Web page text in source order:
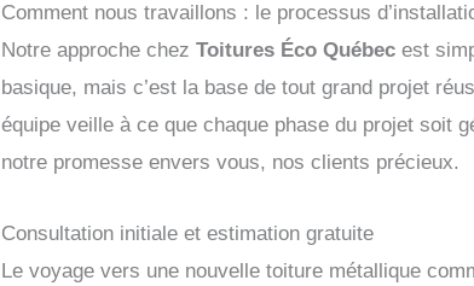
Comment nous travaillons : le processus
Notre approche chezToitures Éco Québec est
basique, mais c’est la base de tout grand projet
équipe veille à ce que chaque phase du projet soit
notre promesse envers vous, nos clients précieux.
Consultation initiale et estimation gratuite
Le voyage vers une nouvelle toiture métallique